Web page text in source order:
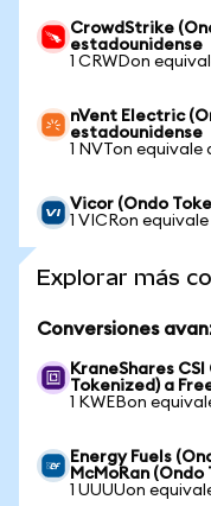
CrowdStrike
estadounidense
1 CRWDon
nVent Electric
estadounidense
1 NVTon equivale
Vicor (Ondo
1 VICRon
Explorar más
Conversiones
KraneShares
Tokenized) a
1 KWEBon
Energy Fuels
McMoRan (Ondo
1 UUUUon